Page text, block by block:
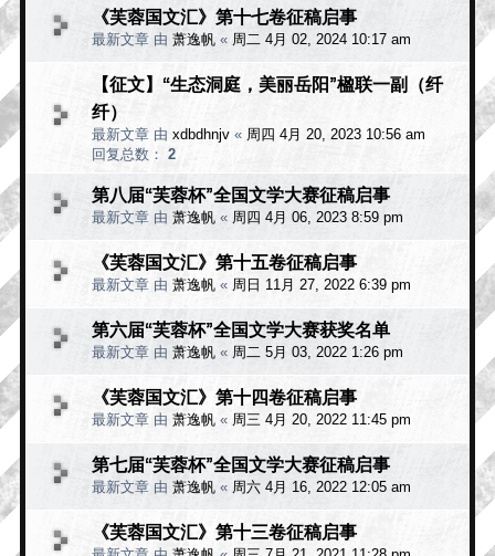
《芙蓉国文汇》第十七卷征稿启事
最新文章 由 萧逸帆 « 周二 4月 02, 2024 10:17 am
【征文】“生态洞庭，美丽岳阳”楹联一副（纤
纤）
最新文章 由 xdbdhnjv « 周四 4月 20, 2023 10:56 am
回复总数： 2
第八届“芙蓉杯”全国文学大赛征稿启事
最新文章 由 萧逸帆 « 周四 4月 06, 2023 8:59 pm
《芙蓉国文汇》第十五卷征稿启事
最新文章 由 萧逸帆 « 周日 11月 27, 2022 6:39 pm
第六届“芙蓉杯”全国文学大赛获奖名单
最新文章 由 萧逸帆 « 周二 5月 03, 2022 1:26 pm
《芙蓉国文汇》第十四卷征稿启事
最新文章 由 萧逸帆 « 周三 4月 20, 2022 11:45 pm
第七届“芙蓉杯”全国文学大赛征稿启事
最新文章 由 萧逸帆 « 周六 4月 16, 2022 12:05 am
《芙蓉国文汇》第十三卷征稿启事